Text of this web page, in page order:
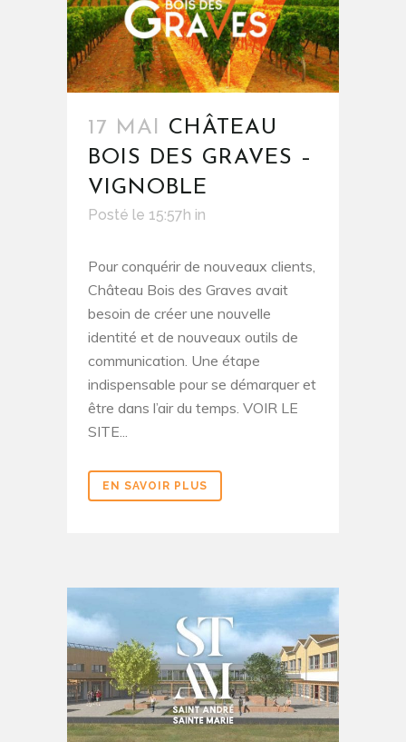
17 MAI CHÂTEAU
BOIS DES GRAVES –
VIGNOBLE
Posté le 15:57h in
Pour conquérir de nouveaux clients,
Château Bois des Graves avait
besoin de créer une nouvelle
identité et de nouveaux outils de
communication. Une étape
indispensable pour se démarquer et
être dans l’air du temps. VOIR LE
SITE...
EN SAVOIR PLUS